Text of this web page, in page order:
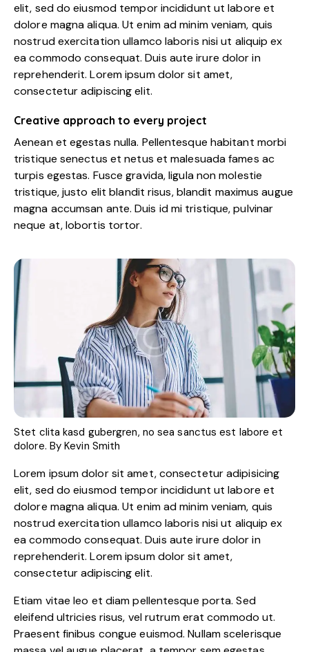
elit, sed do eiusmod tempor incididunt ut labore et
dolore magna aliqua. Ut enim ad minim veniam, quis
nostrud exercitation ullamco laboris nisi ut aliquip ex
ea commodo consequat. Duis aute irure dolor in
reprehenderit. Lorem ipsum dolor sit amet,
consectetur adipiscing elit.
Creative approach to every project
Aenean et egestas nulla. Pellentesque habitant morbi
tristique senectus et netus et malesuada fames ac
turpis egestas. Fusce gravida, ligula non molestie
tristique, justo elit blandit risus, blandit maximus augue
magna accumsan ante. Duis id mi tristique, pulvinar
neque at, lobortis tortor.
Stet clita kasd gubergren, no sea sanctus est labore et
dolore. ByKevin Smith
Lorem ipsum dolor sit amet, consectetur adipisicing
elit, sed do eiusmod tempor incididunt ut labore et
dolore magna aliqua. Ut enim ad minim veniam, quis
nostrud exercitation ullamco laboris nisi ut aliquip ex
ea commodo consequat. Duis aute irure dolor in
reprehenderit. Lorem ipsum dolor sit amet,
consectetur adipiscing elit.
Etiam vitae leo et diam pellentesque porta. Sed
eleifend ultricies risus, vel rutrum erat commodo ut.
Praesent finibus congue euismod. Nullam scelerisque